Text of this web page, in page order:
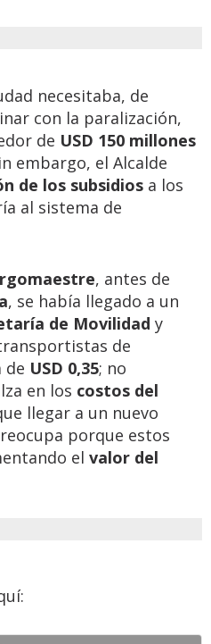
necesitaba, de
con la paralización,
de USD 150 millones
embargo, el Alcalde
de los subsidios a los
al sistema de
, antes de
, se había llegado a un
de Movilidad y
de
de USD 0,35; no
en los costos del
llegar a un nuevo
porque estos
el valor del